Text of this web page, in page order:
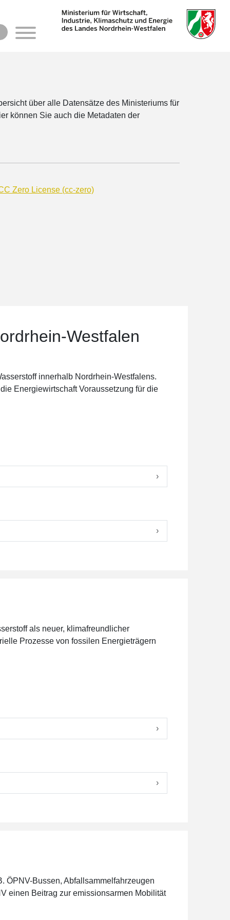
über alle Datensätze des Ministeriums für
können Sie auch die Metadaten der
Zero License (cc-zero)
Westfalen
innerhalb Nordrhein-Westfalens.
Energiewirtschaft Voraussetzung für die
›
›
als neuer, klimafreundlicher
Prozesse von fossilen Energieträgern
›
›
ÖPNV-Bussen, Abfallsammelfahrzeugen
einen Beitrag zur emissionsarmen Mobilität